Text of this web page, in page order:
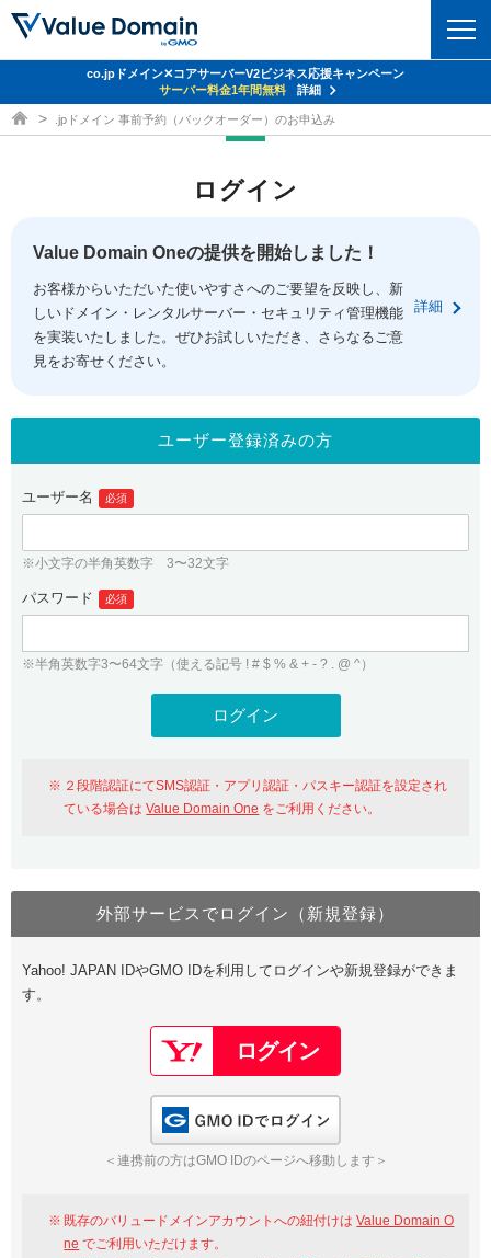
ドメイントップ
ドメイン移管
ドメイン価格一覧
ドメイン一括検索
.jpドメインオークション
gTLDオークション NEW!
.jpドメインバックオーダー
プレミアムドメイン
人気ドメインの種類
WHOIS検索
コアサーバー
バリューサーバー
XREA
セキュリティトップ
Value Domain ネットde診断
SSL証明書
サービストップ
お得意様割引
紹介制度
バリュードメインAPI
ドメイン・ホスティングOEM
facebook
ログイン
従来のバリュードメインをご利用希望の方
Value Domainにログイン
おすすめ One レンタルサーバーを含む最新の機能を使う方
Value Domain Oneにログイン
Google
GMO ID Amazon
※AmazonはValue Domain Oneのログイン画面へ遷移します
ユーザー登録
Value Domain Oneアカウント作成
以下でも登録可能
Google Yahoo!
GMO ID
co.jpドメイン✕コアサーバーV2ビジネス応援キャンペーン
サーバー料金1年間無料
詳細
ドメイン取得ならバリュードメイン
.jpドメイン 事前予約（バックオーダー）のお申込み
ログイン
Value Domain Oneの提供を開始しました！
お客様からいただいた使いやすさへのご要望を反映し、新
しいドメイン・レンタルサーバー・セキュリティ管理機能
を実装いたしました。ぜひお試しいただき、さらなるご意
見をお寄せください。
詳細
ユーザー登録済みの方
ユーザー名 必須
※小文字の半角英数字 3〜32文字
パスワード 必須
※半角英数字3〜64文字（使える記号 ! # $ % & + - ? . @ ^）
２段階認証にてSMS認証・アプリ認証・パスキー認証を設定され
ている場合はValue Domain One をご利用ください。
外部サービスでログイン（新規登録）
Yahoo! JAPAN IDやGMO IDを利用してログインや新規登録ができま
す。
＜連携前の方はGMO IDのページへ移動します＞
既存のバリュードメインアカウントへの紐付けはValue Domain O
ne でご利用いただけます。